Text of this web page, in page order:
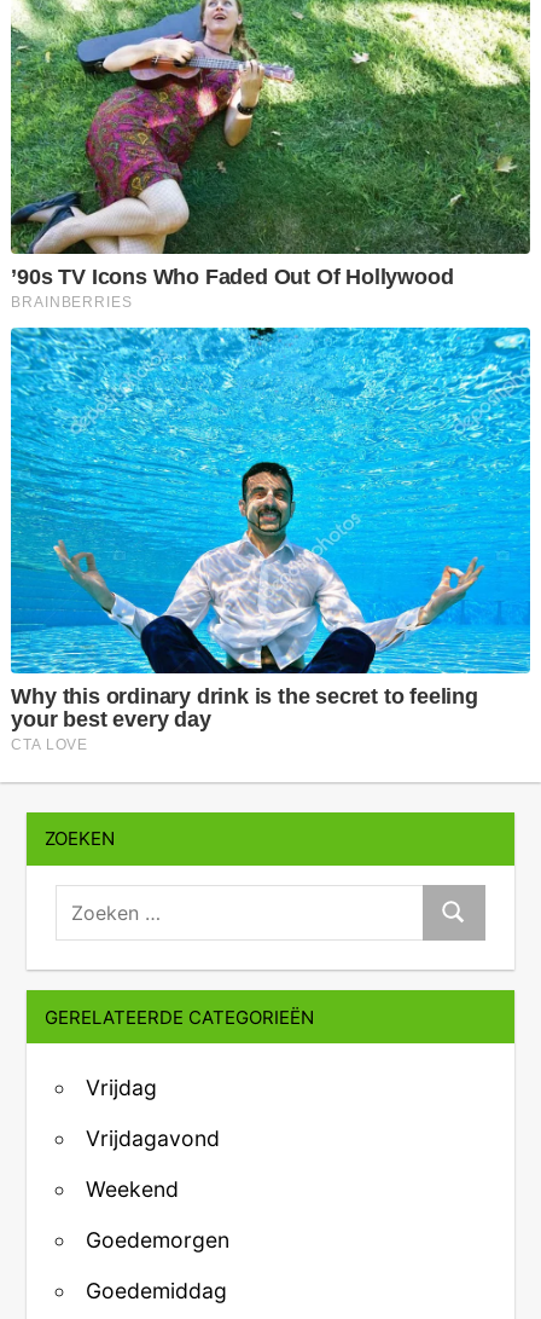
ZOEKEN
zoeken:
Zoeken
GERELATEERDE CATEGORIEËN
Vrijdag
Vrijdagavond
Weekend
Goedemorgen
Goedemiddag